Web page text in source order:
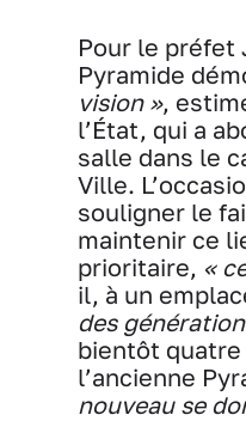
Pour le préfet
Pyramide
vision »,
l’État, qui a
salle dans le
Ville.
souligner le
maintenir ce
prioritaire, «
il, à un
des
bientôt quatre
l’ancienne
nouveau se